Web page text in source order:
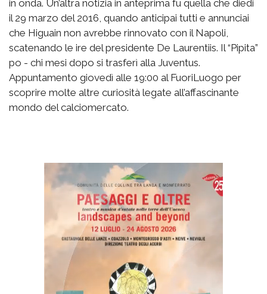
in onda. Un’altra notizia in anteprima fu quella che diedi
il 29 marzo del 2016, quando anticipai tutti e annunciai
che Higuain non avrebbe rinnovato con il Napoli,
scatenando le ire del presidente De Laurentiis. Il “Pipita”
po - chi mesi dopo si trasferì alla Juventus.
Appuntamento giovedì alle 19:00 al FuoriLuogo per
scoprire molte altre curiosità legate all’affascinante
mondo del calciomercato.